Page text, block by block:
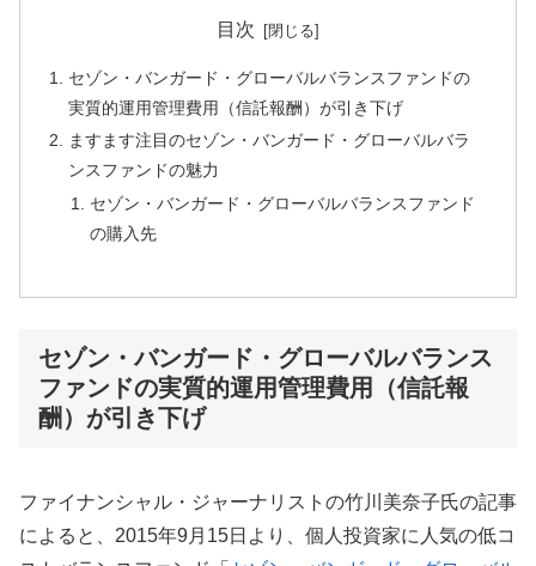
目次
セゾン・バンガード・グローバルバランスファンドの
実質的運用管理費用（信託報酬）が引き下げ
ますます注目のセゾン・バンガード・グローバルバラ
ンスファンドの魅力
セゾン・バンガード・グローバルバランスファンド
の購入先
セゾン・バンガード・グローバルバランス
ファンドの実質的運用管理費用（信託報
酬）が引き下げ
ファイナンシャル・ジャーナリストの竹川美奈子氏の記事
によると、2015年9月15日より、個人投資家に人気の低コ